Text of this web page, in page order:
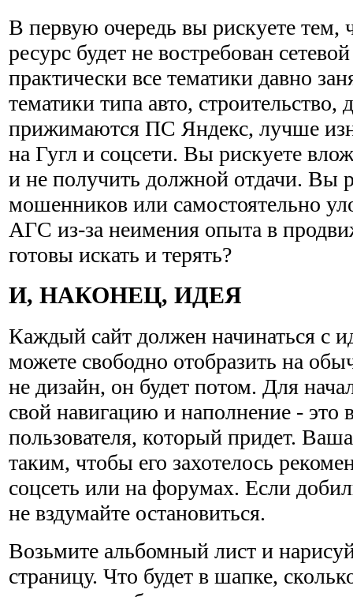
В первую очередь вы рискуете
ресурс будет не востребован
практически все тематики давно
тематики типа авто, строительство,
прижимаются ПС Яндекс, лучше
на Гугл и соцсети. Вы рискуете
и не получить должной отдачи. Вы
мошенников или самостоятельно
АГС из-за неимения опыта в
готовы искать и терять?
И, НАКОНЕЦ, ИДЕЯ
Каждый сайт должен начинаться с
можете свободно отобразить на
не дизайн, он будет потом. Для
свой навигацию и наполнение -
пользователя, который придет. Ваша
таким, чтобы его захотелось
соцсеть или на форумах. Если
не вздумайте остановиться.
Возьмите альбомный лист и
страницу. Что будет в шапке,